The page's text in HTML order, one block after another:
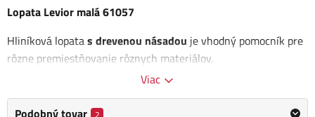
Lopata Levior malá 61057
Hliníková lopatas drevenou násadou je vhodný pomocník pre
rôzne premiestňovanie rôznych materiálov.
Rozmer: 260 x 290 mm
Buková násada
Viac
Podobný tovar